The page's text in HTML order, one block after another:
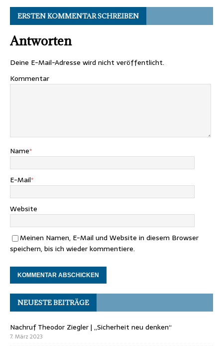
ERSTEN KOMMENTAR SCHREIBEN
Antworten
Deine E-Mail-Adresse wird nicht veröffentlicht.
Kommentar
Name*
E-Mail*
Website
Meinen Namen, E-Mail und Website in diesem Browser
speichern, bis ich wieder kommentiere.
NEUESTE BEITRÄGE
Nachruf Theodor Ziegler | „Sicherheit neu denken“
7. März 2023